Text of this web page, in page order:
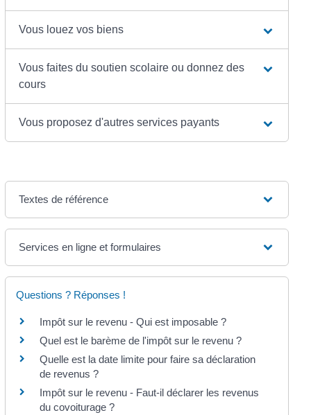
Vous louez vos biens
Vous faites du soutien scolaire ou donnez des
cours
Vous proposez d'autres services payants
Textes de référence
Services en ligne et formulaires
Questions ? Réponses !
Impôt sur le revenu - Qui est imposable ?
Quel est le barème de l'impôt sur le revenu ?
Quelle est la date limite pour faire sa déclaration
de revenus ?
Impôt sur le revenu - Faut-il déclarer les revenus
du covoiturage ?